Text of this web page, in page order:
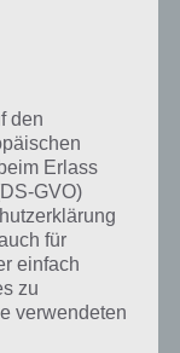
auf die Waffen
Teams musst du
ist dabei
das zähe
Waffe stehen
mehr Angriff,
Wähle passend
den
Erlass
GVO)
für
einfach
zu
verwendeten